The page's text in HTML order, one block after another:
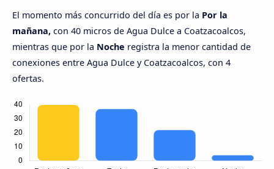
El momento más concurrido del día es por la Por la
mañana, con 40 micros de Agua Dulce a Coatzacoalcos,
mientras que por la Noche registra la menor cantidad de
conexiones entre Agua Dulce y Coatzacoalcos, con 4
ofertas.